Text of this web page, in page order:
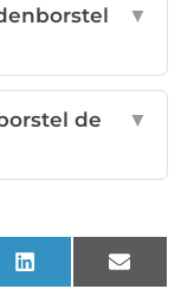
▼
de
▼
LinkedInEmail